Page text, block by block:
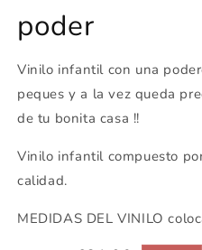
poder
Vinilo infantil con una
peques y a la vez queda
de tu bonita casa !!
Vinilo infantil compuesto
calidad.
MEDIDAS DEL VINILO